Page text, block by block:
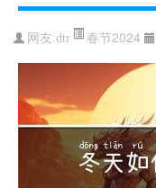
网友:dtr 春节2024